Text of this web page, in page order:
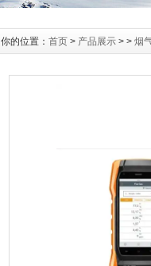
你的位置： 首页 > 产品展示 > > 烟